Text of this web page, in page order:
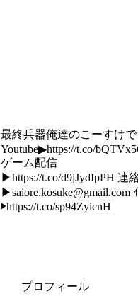
最終兵器俺達のこーすけ
Youtube▶https://t.co/
ゲーム配信
▶https://t.co/d9jJydIpPH 連
▶saiore.kosuke@gmail.com
▶https://t.co/sp94ZyicnH
プロフィール